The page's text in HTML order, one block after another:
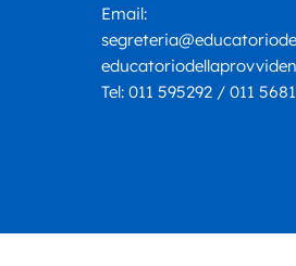
Email:
Tel: 011 595292 / 011